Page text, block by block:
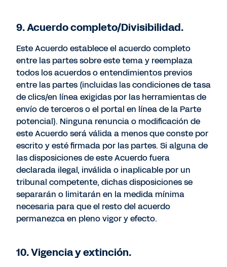
9. Acuerdo completo/Divisibilidad.
Este Acuerdo establece el acuerdo completo
entre las partes sobre este tema y reemplaza
todos los acuerdos o entendimientos previos
entre las partes (incluidas las condiciones de tasa
de clics/en línea exigidas por las herramientas de
envío de terceros o el portal en línea de la Parte
potencial). Ninguna renuncia o modificación de
este Acuerdo será válida a menos que conste por
escrito y esté firmada por las partes. Si alguna de
las disposiciones de este Acuerdo fuera
declarada ilegal, inválida o inaplicable por un
tribunal competente, dichas disposiciones se
separarán o limitarán en la medida mínima
necesaria para que el resto del acuerdo
permanezca en pleno vigor y efecto.
10. Vigencia y extinción.